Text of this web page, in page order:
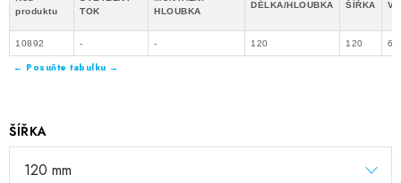
ŠÍŘKA
produktu
TOK
HLOUBKA
DÉLKA/HLOUBKA ŠÍŘKA
10892 - - 120 120